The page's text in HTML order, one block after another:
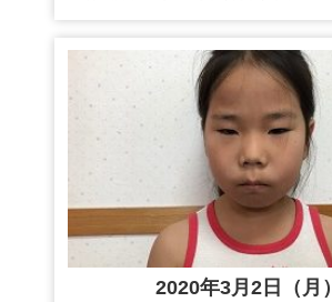
2020年3月2日（月）